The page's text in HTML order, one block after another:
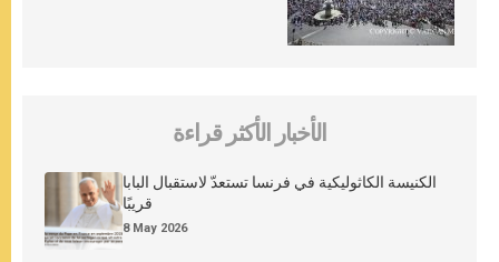
الأخبار الأكثر قراءة
الكنيسة الكاثوليكية في فرنسا تستعدّ لاستقبال البابا
قريبًا
8 May 2026